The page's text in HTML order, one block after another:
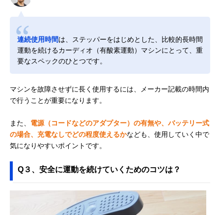
連続使用時間は、ステッパーをはじめとした、比較的長時間
運動を続けるカーディオ（有酸素運動）マシンにとって、重
要なスペックのひとつです。
マシンを故障させずに長く使用するには、メーカー記載の時間内
で行うことが重要になります。
また、 電源（コードなどのアダプター）の有無や、バッテリー式
の場合、充電なしでどの程度使えるかなども、使用していく中で
気になりやすいポイントです。
Q３、安全に運動を続けていくためのコツは？